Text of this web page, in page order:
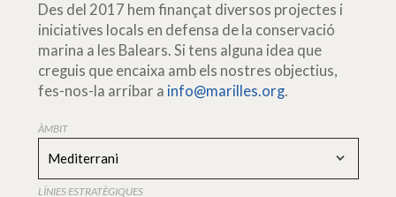
Des del 2017 hem finançat diversos projectes i
iniciatives locals en defensa de la conservació
marina a les Balears. Si tens alguna idea que
creguis que encaixa amb els nostres objectius,
fes-nos-la arribar a info@marilles.org.
ÀMBIT
Mediterrani
LÍNIES ESTRATÈGIQUES